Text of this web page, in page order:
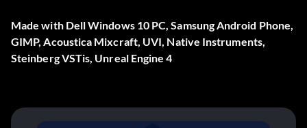
Made with Dell Windows 10 PC, Samsung Android Phone,
GIMP, Acoustica Mixcraft, UVI, Native Instruments,
Steinberg VSTis, Unreal Engine 4